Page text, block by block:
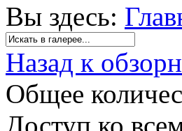
Вы здесь:
Назад к
Общее
Доступ ко